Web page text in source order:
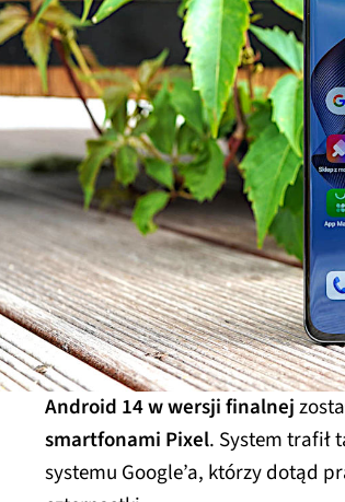
Android 14 w wersji finalnej
smartfonami Pixel. System trafił
systemu Google’a, którzy dotąd